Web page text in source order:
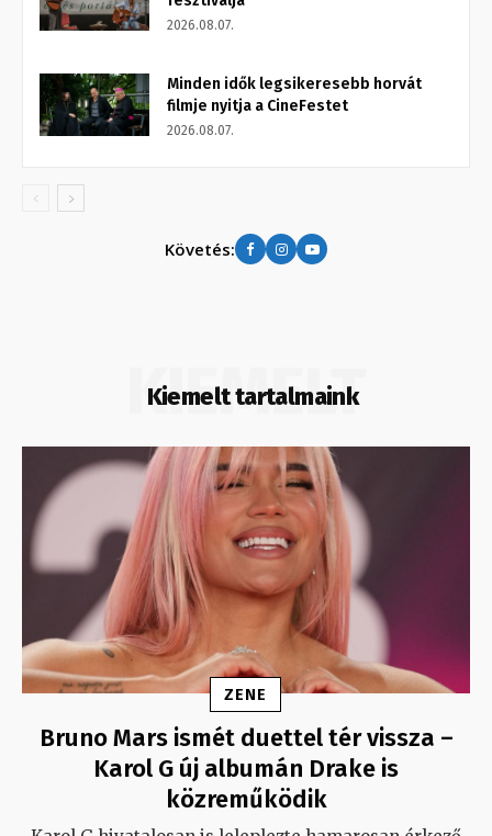
2026.08.07.
Minden idők legsikeresebb horvát
filmje nyitja a CineFestet
2026.08.07.
Követés:
Kiemelt tartalmaink
KIEMELT
ZENE
Bruno Mars ismét duettel tér vissza –
Karol G új albumán Drake is
közreműködik